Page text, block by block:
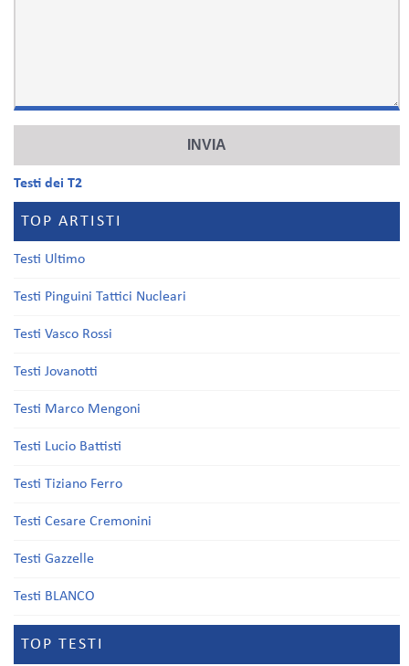
Testi dei T2
TOP ARTISTI
Testi Ultimo
Testi Pinguini Tattici Nucleari
Testi Vasco Rossi
Testi Jovanotti
Testi Marco Mengoni
Testi Lucio Battisti
Testi Tiziano Ferro
Testi Cesare Cremonini
Testi Gazzelle
Testi BLANCO
TOP TESTI